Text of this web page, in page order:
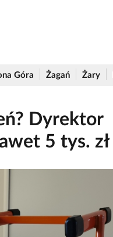
Góra Żagań Żary
Dyrektor
5 tys.